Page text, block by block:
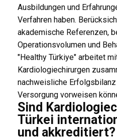
Ausbildungen und
Verfahren haben.
akademische Referenzen,
Operationsvolumen und
"Healthy Türkiye" arbeitet
Kardiologiechirurgen
nachweisliche
Versorgung vorweisen
Sind
Türkei
und akkreditiert?